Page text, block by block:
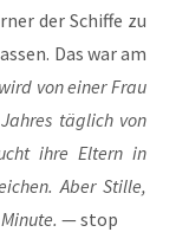
der Schif­fe zu
Das war am
von einer Frau
täg­lich von
ihre Eltern in
Aber Stil­le,
— stop